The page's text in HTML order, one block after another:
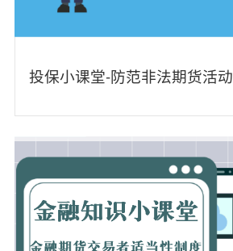
投保小课堂-防范非法期货活动